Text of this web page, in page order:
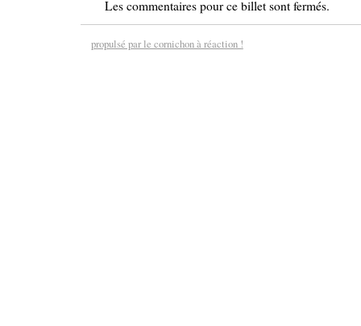
Les commentaires pour ce billet sont fermés.
propulsé par le cornichon à réaction !